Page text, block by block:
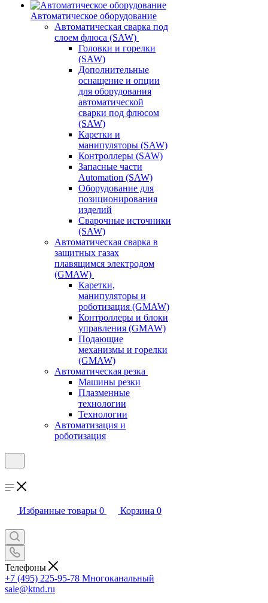
Автоматическое оборудование
Автоматическая сварка под
слоем флюса (SAW)
Головки и горелки
(SAW)
Дополнительные
оснащение и опции
для оборудования
автоматической
сварки под флюсом
(SAW)
Каретки и
манипуляторы (SAW)
Контроллеры (SAW)
Запасные части
Automation (SAW)
Оборудование для
позиционирования
изделий
Сварочные источники
(SAW)
Автоматическая сварка в
защитных газах
плавящимся электродом
(GMAW)
Каретки,
манипуляторы и
роботизация (GMAW)
Контроллеры и блоки
управления (GMAW)
Подающие
механизмы и горелки
(GMAW)
Автоматическая резка
Машины резки
Плазменные
технологии
Технологии
Автоматизация и
роботизация
Избранные товары 0 Корзина 0
Телефоны
+7 (495) 225-95-78 Многоканальный
sale@ktnd.ru